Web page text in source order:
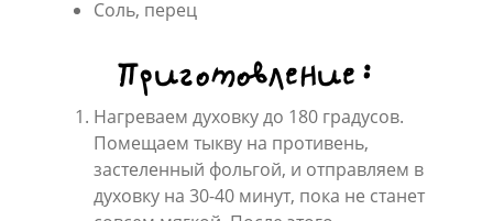
Соль, перец
Приготовление:
Нагреваем духовку до 180 градусов.
Помещаем тыкву на противень,
застеленный фольгой, и отправляем в
духовку на 30-40 минут, пока не станет